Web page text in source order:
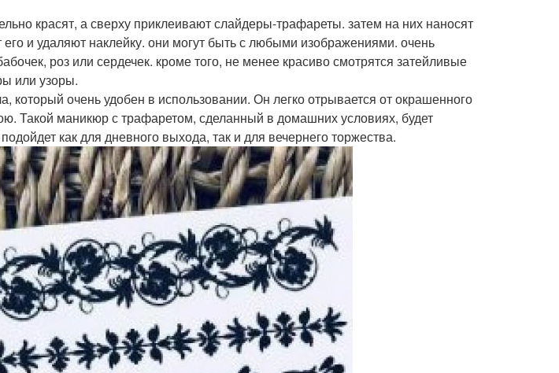
красят, а сверху приклеивают слайдеры-трафареты. затем на них наносят
и удаляют наклейку. они могут быть с любыми изображениями. очень
роз или сердечек. кроме того, не менее красиво смотрятся затейливые
или узоры.
который очень удобен в использовании. Он легко отрывается от окрашенного
Такой маникюр с трафаретом, сделанный в домашних условиях, будет
как для дневного выхода, так и для вечернего торжества.